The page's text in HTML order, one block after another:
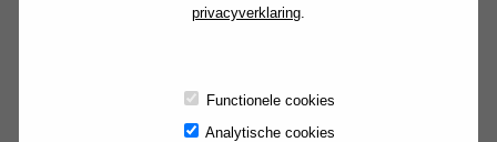
diverse mogelijkheden om uw uitje te promoten. Voor
meer informatie over adverteren
privacyverklaring.
Functionele cookies
Analytische cookies